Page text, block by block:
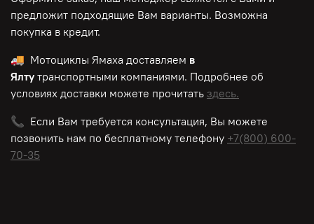
предложит подходящие Вам варианты. Возможна
покупка в кредит.
🚚 Мотоциклы Ямаха доставляем в
Ялту транспортными компаниями. Подробнее об
условиях доставки можете прочитать здесь.
📞 Если Вам требуется консультация, Вы можете
позвонить нам по бесплатному телефону +7(800) 600-
70-35